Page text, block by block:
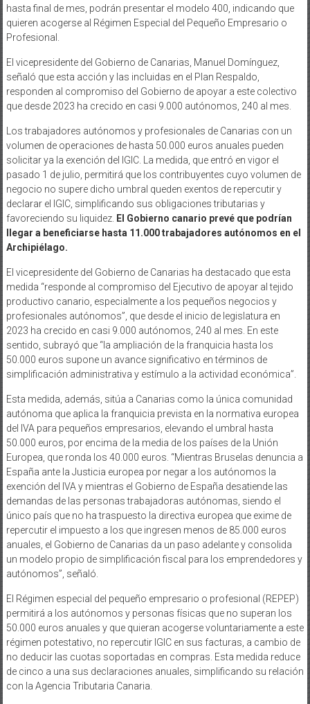
hasta final de mes, podrán presentar el modelo 400, indicando que
quieren acogerse al Régimen Especial del Pequeño Empresario o
Profesional.
El vicepresidente del Gobierno de Canarias, Manuel Domínguez,
señaló que esta acción y las incluidas en el Plan Respaldo,
responden al compromiso del Gobierno de apoyar a este colectivo
que desde 2023 ha crecido en casi 9.000 autónomos, 240 al mes.
Los trabajadores autónomos y profesionales de Canarias con un
volumen de operaciones de hasta 50.000 euros anuales pueden
solicitar ya la exención del IGIC. La medida, que entró en vigor el
pasado 1 de julio, permitirá que los contribuyentes cuyo volumen de
negocio no supere dicho umbral queden exentos de repercutir y
declarar el IGIC, simplificando sus obligaciones tributarias y
favoreciendo su liquidez. El Gobierno canario prevé que podrían
llegar a beneficiarse hasta 11.000 trabajadores autónomos en el
Archipiélago.
El vicepresidente del Gobierno de Canarias ha destacado que esta
medida “responde al compromiso del Ejecutivo de apoyar al tejido
productivo canario, especialmente a los pequeños negocios y
profesionales autónomos”, que desde el inicio de legislatura en
2023 ha crecido en casi 9.000 autónomos, 240 al mes. En este
sentido, subrayó que “la ampliación de la franquicia hasta los
50.000 euros supone un avance significativo en términos de
simplificación administrativa y estímulo a la actividad económica”.
Esta medida, además, sitúa a Canarias como la única comunidad
autónoma que aplica la franquicia prevista en la normativa europea
del IVA para pequeños empresarios, elevando el umbral hasta
50.000 euros, por encima de la media de los países de la Unión
Europea, que ronda los 40.000 euros. “Mientras Bruselas denuncia a
España ante la Justicia europea por negar a los autónomos la
exención del IVA y mientras el Gobierno de España desatiende las
demandas de las personas trabajadoras autónomas, siendo el
único país que no ha traspuesto la directiva europea que exime de
repercutir el impuesto a los que ingresen menos de 85.000 euros
anuales, el Gobierno de Canarias da un paso adelante y consolida
un modelo propio de simplificación fiscal para los emprendedores y
autónomos”, señaló.
El Régimen especial del pequeño empresario o profesional (REPEP)
permitirá a los autónomos y personas físicas que no superan los
50.000 euros anuales y que quieran acogerse voluntariamente a este
régimen potestativo, no repercutir IGIC en sus facturas, a cambio de
no deducir las cuotas soportadas en compras. Esta medida reduce
de cinco a una sus declaraciones anuales, simplificando su relación
con la Agencia Tributaria Canaria.